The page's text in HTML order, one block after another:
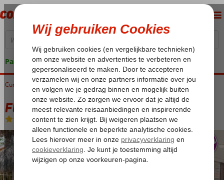
Pakketgarantie
Home
Curaçao Mambo Beach Fly & Go Bon Bini Resort
Fly & Go Bon Bini Resort
Logies-Aparthotel